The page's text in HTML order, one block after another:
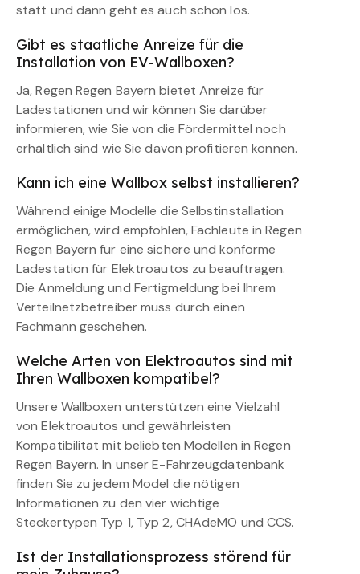
statt und dann geht es auch schon los.
Gibt es staatliche Anreize für die
Installation von EV-Wallboxen?
Ja, Regen Regen Bayern bietet Anreize für
Ladestationen und wir können Sie darüber
informieren, wie Sie von die Fördermittel noch
erhältlich sind wie Sie davon profitieren können.
Kann ich eine Wallbox selbst installieren?
Während einige Modelle die Selbstinstallation
ermöglichen, wird empfohlen, Fachleute in Regen
Regen Bayern für eine sichere und konforme
Ladestation für Elektroautos zu beauftragen.
Die Anmeldung und Fertigmeldung bei Ihrem
Verteilnetzbetreiber muss durch einen
Fachmann geschehen.
Welche Arten von Elektroautos sind mit
Ihren Wallboxen kompatibel?
Unsere Wallboxen unterstützen eine Vielzahl
von Elektroautos und gewährleisten
Kompatibilität mit beliebten Modellen in Regen
Regen Bayern. In unser E-Fahrzeugdatenbank
finden Sie zu jedem Model die nötigen
Informationen zu den vier wichtige
Steckertypen Typ 1, Typ 2, CHAdeMO und CCS.
Ist der Installationsprozess störend für